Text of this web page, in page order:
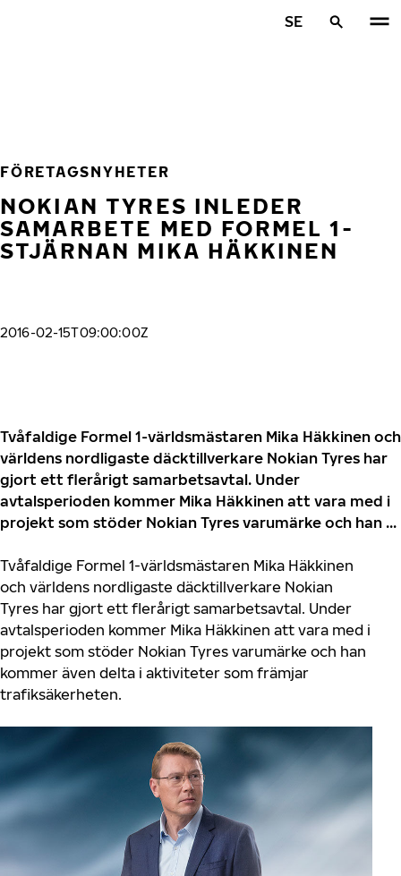
SE
FÖRETAGSNYHETER
NOKIAN TYRES INLEDER
SAMARBETE MED FORMEL 1-
STJÄRNAN MIKA HÄKKINEN
2016-02-15T09:00:00Z
Tvåfaldige Formel 1-världsmästaren Mika Häkkinen och
världens nordligaste däcktillverkare Nokian Tyres har
gjort ett flerårigt samarbetsavtal. Under
avtalsperioden kommer Mika Häkkinen att vara med i
projekt som stöder Nokian Tyres varumärke och han ...
Tvåfaldige Formel 1-världsmästaren Mika Häkkinen
och världens nordligaste däcktillverkare Nokian
Tyres har gjort ett flerårigt samarbetsavtal. Under
avtalsperioden kommer Mika Häkkinen att vara med i
projekt som stöder Nokian Tyres varumärke och han
kommer även delta i aktiviteter som främjar
trafiksäkerheten.